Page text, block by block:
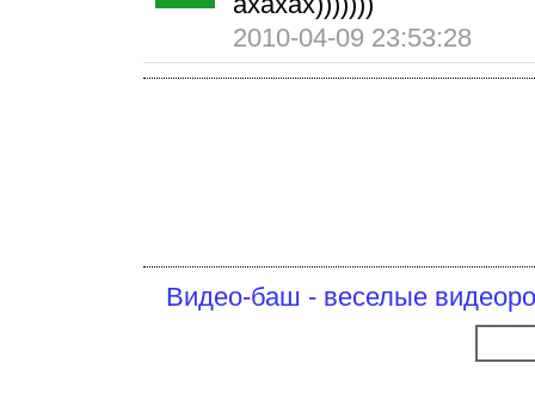
2010-04-09 23:53:28
Видео-баш - веселые